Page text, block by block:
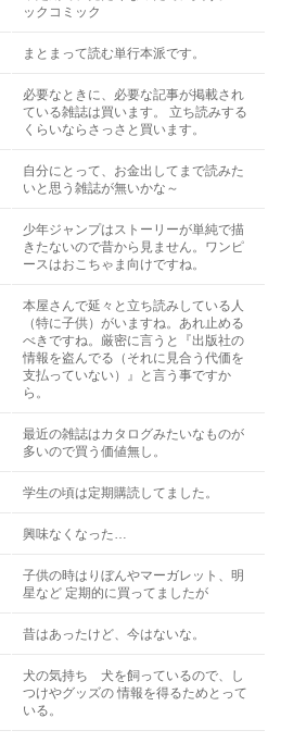
ックコミック
まとまって読む単行本派です。
必要なときに、必要な記事が掲載され
ている雑誌は買います。 立ち読みする
くらいならさっさと買います。
自分にとって、お金出してまで読みた
いと思う雑誌が無いかな～
少年ジャンプはストーリーが単純で描
きたないので昔から見ません。ワンピ
ースはおこちゃま向けですね。
本屋さんで延々と立ち読みしている人
（特に子供）がいますね。あれ止める
べきですね。厳密に言うと『出版社の
情報を盗んでる（それに見合う代価を
支払っていない）』と言う事ですか
ら。
最近の雑誌はカタログみたいなものが
多いので買う価値無し。
学生の頃は定期購読してました。
興味なくなった…
子供の時はりぼんやマーガレット、明
星など 定期的に買ってましたが
昔はあったけど、今はないな。
犬の気持ち 犬を飼っているので、し
つけやグッズの 情報を得るためとって
いる。